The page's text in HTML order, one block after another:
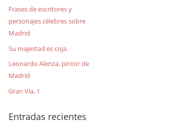
Frases de escritores y
personajes célebres sobre
Madrid
Su majestad es coja.
Leonardo Alenza, pintor de
Madrid
Gran Vía, 1
Entradas recientes